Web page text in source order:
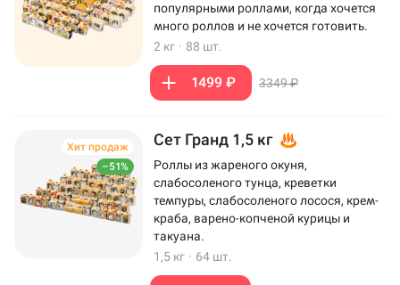
популярными роллами, когда хочется
много роллов и не хочется готовить.
2 кг · 88 шт.
1499 ₽ 3349 ₽
–51%
Хит продаж Сет Гранд 1,5 кг
Роллы из жареного окуня,
слабосоленого тунца, креветки
темпуры, слабосоленого лосося, крем-
краба, варено-копченой курицы и
такуана.
1,5 кг · 64 шт.